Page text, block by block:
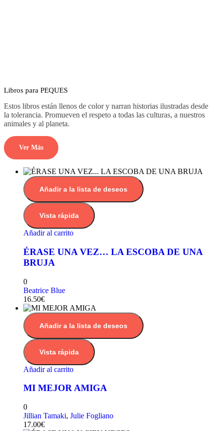
Libros para PEQUES
Estos libros están llenos de color y narran historias ilustradas desde
la tolerancia. Promueven el respeto a todas las culturas, a nuestros
animales y al planeta.
Ver Más
Añadir a la lista de deseos
Vista rápida
Añadir al carrito
ÉRASE UNA VEZ… LA ESCOBA DE UNA
BRUJA
0
Beatrice Blue
16.50€
Añadir a la lista de deseos
Vista rápida
Añadir al carrito
MI MEJOR AMIGA
0
Jillian Tamaki, Julie Fogliano
17.00€